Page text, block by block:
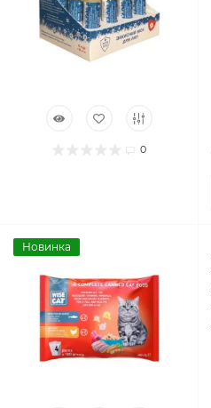
0
Новинка